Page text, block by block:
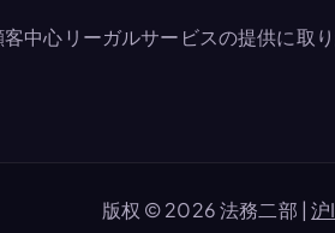
客中心リーガルサービスの提供に取
版权 © 2026 法務二部 |